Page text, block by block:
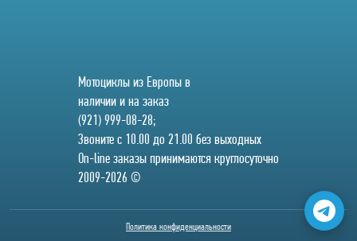
Мотоциклы из Европы в
наличии и на заказ
(921) 999-08-28;
Звоните с 10.00 до 21.00 без выходных
On-line заказы принимаются круглосуточно
2009-2026 ©
Политика конфиденциальности